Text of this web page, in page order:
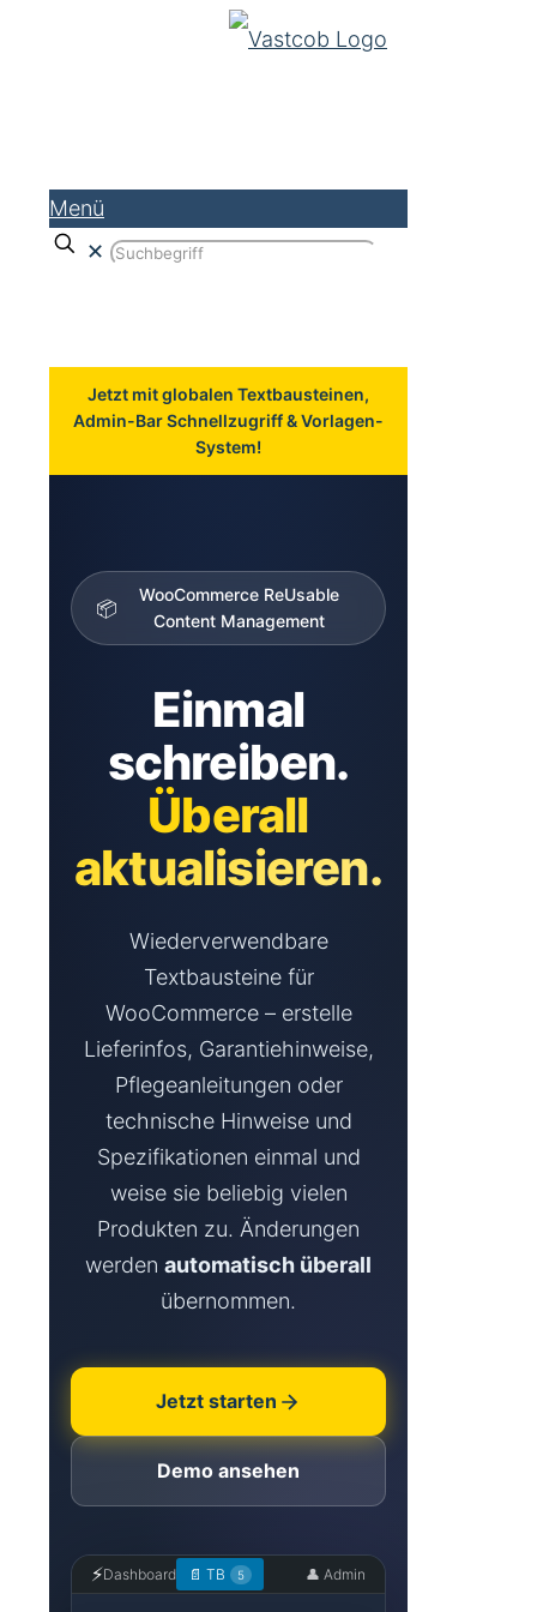
Menü
✕
Jetzt mit globalen Textbausteinen,
Admin-Bar Schnellzugriff & Vorlagen-
System!
📦
WooCommerce ReUsable
Content Management
Einmal
schreiben.
Überall
aktualisieren.
Wiederverwendbare
Textbausteine für
WooCommerce – erstelle
Lieferinfos, Garantiehinweise,
Pflegeanleitungen oder
technische Hinweise und
Spezifikationen einmal und
weise sie beliebig vielen
Produkten zu. Änderungen
werden automatisch überall
übernommen.
Jetzt starten
Demo ansehen
⚡Dashboard 📄 TB 5 👤 Admin